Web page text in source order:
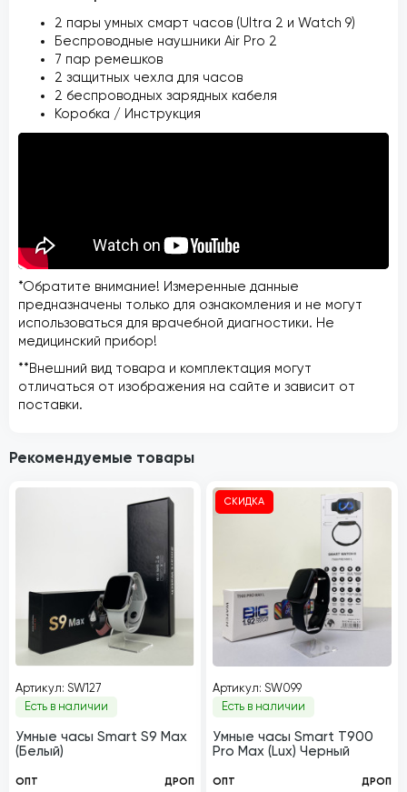
2 пары умных смарт часов (Ultra 2 и Watch 9)
Беспроводные наушники Air Pro 2
7 пар ремешков
2 защитных чехла для часов
2 беспроводных зарядных кабеля
Коробка / Инструкция
*Обратите внимание! Измеренные данные
предназначены только для ознакомления и не могут
использоваться для врачебной диагностики. Не
медицинский прибор!
**Внешний вид товара и комплектация могут
отличаться от изображения на сайте и зависит от
поставки.
Рекомендуемые товары
Артикул: SW127
Есть в наличии
Умные часы Smart S9 Max
(Белый)
ОПТ ДРОП
СКИДКА
Артикул: SW099
Есть в наличии
Умные часы Smart Т900
Pro Max (Lux) Черный
ОПТ ДРОП